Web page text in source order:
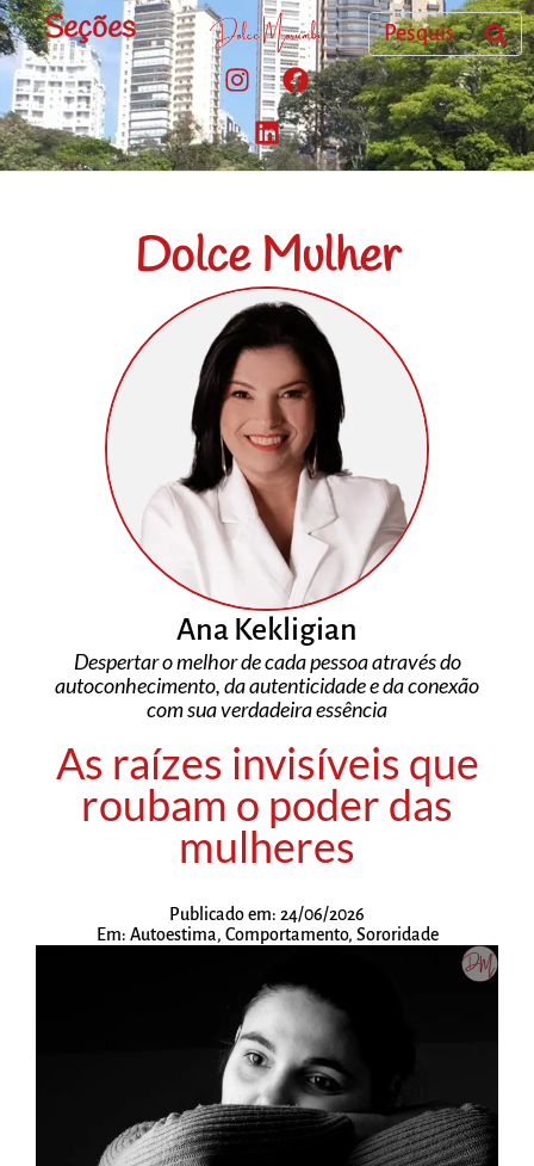
Seções
Dolce Mulher
Ana Kekligian
Despertar o melhor de cada pessoa através do
autoconhecimento, da autenticidade e da conexão
com sua verdadeira essência
As raízes invisíveis que
roubam o poder das
mulheres
Publicado em: 24/06/2026
Em: Autoestima, Comportamento, Sororidade